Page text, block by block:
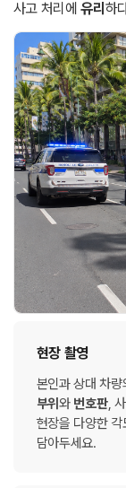
사고 처리에유리 하
현장 촬영
본인과 상대 차
부위 와 번호판,
현장을 다양한 각
담아두세요.